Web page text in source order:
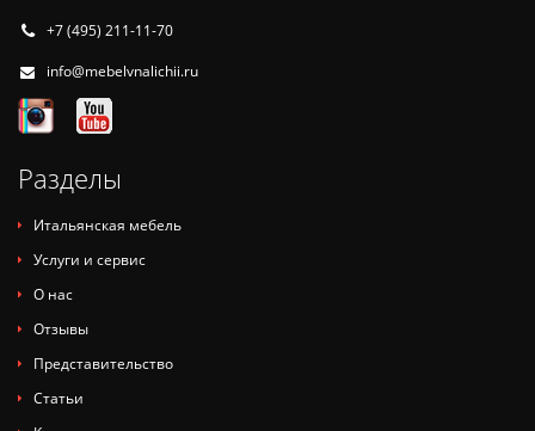
+7 (495) 211-11-70
info@mebelvnalichii.ru
Разделы
Итальянская мебель
Услуги и сервис
О нас
Отзывы
Представительство
Статьи